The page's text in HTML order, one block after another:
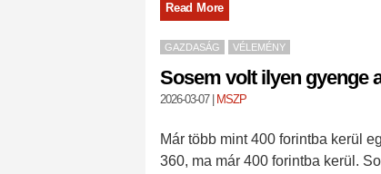
Read More
GAZDASÁG VÉLEMÉNY
Sosem volt ilyen gyenge
2026-03-07| MSZP
Már több mint 400 forintba kerül
360, ma már 400 forintba kerül.